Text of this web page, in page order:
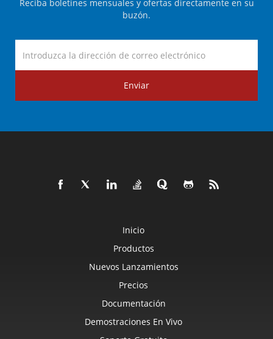
Reciba boletines mensuales y ofertas directamente en su
buzón.
Enviar
Inicio
Productos
Nuevos Lanzamientos
Precios
Documentación
Demostraciones En Vivo